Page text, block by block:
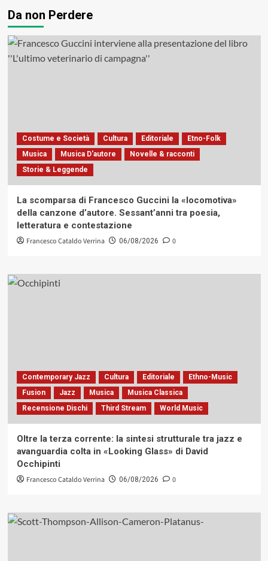
Da non Perdere
Costume e Società Cultura Editoriale
Etno-Folk
Musica
Musica D'autore
Novelle & racconti
Storie & Leggende
La scomparsa di Francesco Guccini la «locomotiva»
della canzone d’autore. Sessant’anni tra poesia,
letteratura e contestazione
Francesco Cataldo Verrina 06/08/2026 0
Contemporary Jazz Cultura Editoriale
Ethno-Music
Fusion
Jazz Musica
Musica Classica
Recensione Dischi
Third Stream World Music
Oltre la terza corrente: la sintesi strutturale tra jazz e
avanguardia colta in «Looking Glass» di David
Occhipinti
Francesco Cataldo Verrina 06/08/2026 0